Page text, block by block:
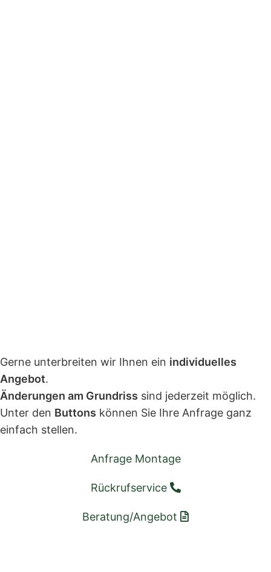
Gerne unterbreiten wir Ihnen ein individuelles
Angebot.
Änderungen am Grundriss sind jederzeit möglich.
Unter den Buttons können Sie Ihre Anfrage ganz
einfach stellen.
Anfrage Montage
Rückrufservice
Beratung/Angebot